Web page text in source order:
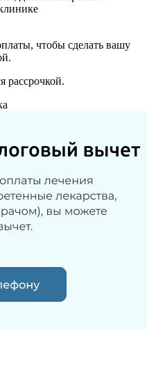
чтобы сделать вашу
рассрочкой.